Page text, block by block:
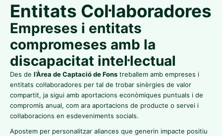
Entitats Col·laboradores
Empreses i entitats
compromeses amb la
discapacitat intel·lectual
Des de l’Àrea de Captació de Fons treballem amb empreses i
entitats col·laboradores per tal de trobar sinèrgies de valor
compartit, ja sigui amb aportacions econòmiques puntuals i de
compromís anual, com ara aportacions de producte o servei i
col·laboracions en esdeveniments socials.
Apostem per personalitzar aliances que generin impacte positiu